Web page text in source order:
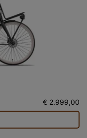
€ 2.999,00